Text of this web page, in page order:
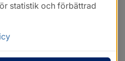
statistik och förbättrad